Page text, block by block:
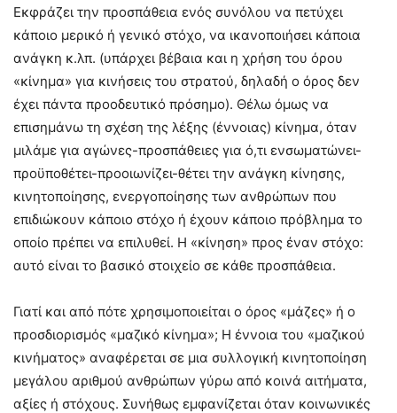
Εκφράζει την προσπάθεια ενός συνόλου να πετύχει
κάποιο μερικό ή γενικό στόχο, να ικανοποιήσει κάποια
ανάγκη κ.λπ. (υπάρχει βέβαια και η χρήση του όρου
«κίνημα» για κινήσεις του στρατού, δηλαδή ο όρος δεν
έχει πάντα προοδευτικό πρόσημο). Θέλω όμως να
επισημάνω τη σχέση της λέξης (έννοιας) κίνημα, όταν
μιλάμε για αγώνες-προσπάθειες για ό,τι ενσωματώνει-
προϋποθέτει-προοιωνίζει-θέτει την ανάγκη κίνησης,
κινητοποίησης, ενεργοποίησης των ανθρώπων που
επιδιώκουν κάποιο στόχο ή έχουν κάποιο πρόβλημα το
οποίο πρέπει να επιλυθεί. Η «κίνηση» προς έναν στόχο:
αυτό είναι το βασικό στοιχείο σε κάθε προσπάθεια.
Γιατί και από πότε χρησιμοποιείται ο όρος «μάζες» ή ο
προσδιορισμός «μαζικό κίνημα»; Η έννοια του «μαζικού
κινήματος» αναφέρεται σε μια συλλογική κινητοποίηση
μεγάλου αριθμού ανθρώπων γύρω από κοινά αιτήματα,
αξίες ή στόχους. Συνήθως εμφανίζεται όταν κοινωνικές